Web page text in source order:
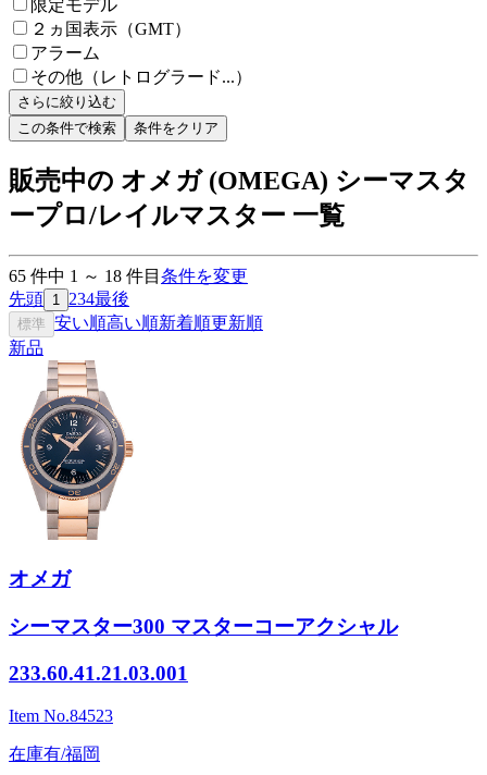
限定モデル
２ヵ国表示（GMT）
アラーム
その他（レトログラード...）
さらに絞り込む
この条件で検索
条件をクリア
販売中の オメガ (OMEGA) シーマスタ
ープロ/レイルマスター 一覧
65 件中 1 ～ 18 件目 条件を変更
先頭 1 234最後
標準 安い順高い順新着順更新順
新品
オメガ
シーマスター300 マスターコーアクシャル
233.60.41.21.03.001
Item No.84523
在庫有/福岡